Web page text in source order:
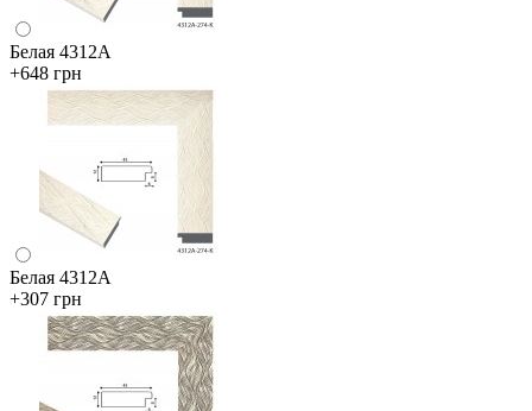
Белая 4312А
+648 грн
Белая 4312А
+307 грн